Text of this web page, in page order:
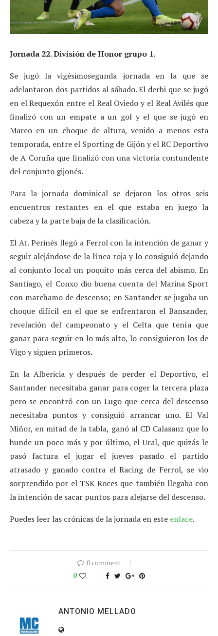
Jornada 22. División de Honor grupo 1.
Se jugó la vigésimosegunda jornada en la que se
adelantaron dos partidos al sábado. El derbi que se jugó
en el Requexón entre el Real Oviedo y el Real Avilés que
finalizó con un empate a un gol y el que se jugó en
Mareo en un choque de altura, venido a menos esta
temporada, entre el Sporting de Gijón y el RC Deportivo
de A Coruña que finalizó con una victoria contundente
del conjunto gijonés.
Para la jornada dominical se dejaron los otros seis
encuentros restantes en el que estaba en juego la
cabeza y la parte baja de la clasificación.
El At. Perinés llegó a Ferrol con la intención de ganar y
seguir alejándose de la línea roja y lo consiguió dejando
al conjunto local un poquito más cerca del abismo. En
Santiago, el Conxo dio buena cuenta del Marina Sport
con marchamo de descenso; en Santander se jugaba un
choque difícil en el que se enfrentaron el Bansander,
revelación del campeonato y el Celta que tenía que
ganar para seguir en lo más alto, lo consiguieron los de
Vigo y siguen primeros.
En la Albericia y después de perder el Deportivo, el
Santander necesitaba ganar para coger la tercera plaza
pero se encontró con un Lugo que cerca del descenso
necesitaba puntos y consiguió arrancar uno. El Val
Miñor, en mitad de la tabla, ganó al CD Calasanz que lo
hunde un poco más y por último, el Ural, que quizás le
pasó factura el jugar el jueves pasado el partido
atrasado y ganado contra el Racing de Ferrol, se vio
sorprendido por el TSK Roces que también llegaba con
la intención de sacar puntos para alejarse del descenso.
Puedes leer las crónicas de la jornada en este enlace.
0 comment
0
ANTONIO MELLADO